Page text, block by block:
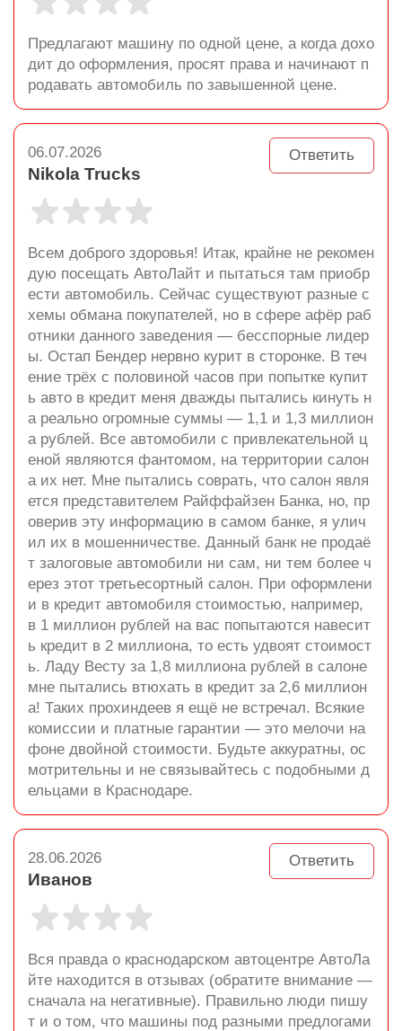
Предлагают машину по одной цене, а когда дохо
дит до оформления, просят права и начинают п
родавать автомобиль по завышенной цене.
Ответить
06.07.2026
Nikola Trucks
Всем доброго здоровья! Итак, крайне не рекомен
дую посещать АвтоЛайт и пытаться там приобр
ести автомобиль. Сейчас существуют разные с
хемы обмана покупателей, но в сфере афёр раб
отники данного заведения — бесспорные лидер
ы. Остап Бендер нервно курит в сторонке. В теч
ение трёх с половиной часов при попытке купит
ь авто в кредит меня дважды пытались кинуть н
а реально огромные суммы — 1,1 и 1,3 миллион
а рублей. Все автомобили с привлекательной ц
еной являются фантомом, на территории салон
а их нет. Мне пытались соврать, что салон явля
ется представителем Райффайзен Банка, но, пр
оверив эту информацию в самом банке, я улич
ил их в мошенничестве. Данный банк не продаё
т залоговые автомобили ни сам, ни тем более ч
ерез этот третьесортный салон. При оформлени
и в кредит автомобиля стоимостью, например,
в 1 миллион рублей на вас попытаются навесит
ь кредит в 2 миллиона, то есть удвоят стоимост
ь. Ладу Весту за 1,8 миллиона рублей в салоне
мне пытались втюхать в кредит за 2,6 миллион
а! Таких прохиндеев я ещё не встречал. Всякие
комиссии и платные гарантии — это мелочи на
фоне двойной стоимости. Будьте аккуратны, ос
мотрительны и не связывайтесь с подобными д
ельцами в Краснодаре.
Ответить
28.06.2026
Иванов
Вся правда о краснодарском автоцентре АвтоЛа
йте находится в отзывах (обратите внимание —
сначала на негативные). Правильно люди пишу
т и о том, что машины под разными предлогами